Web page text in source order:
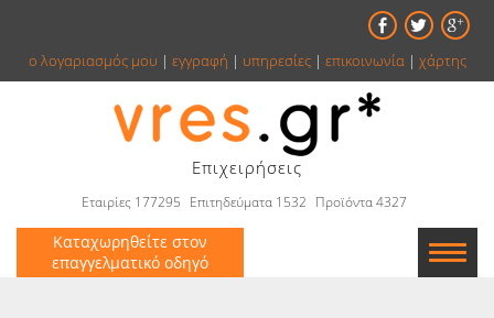
ο λογαριασμός μου | εγγραφή | υπηρεσίες| επικοινωνία| χάρτης
Επιχειρήσεις
Εταιρίες 177295 Επιτηδεύματα 1532 Προϊόντα 4327
Καταχωρηθείτε στον
επαγγελματικό οδηγό